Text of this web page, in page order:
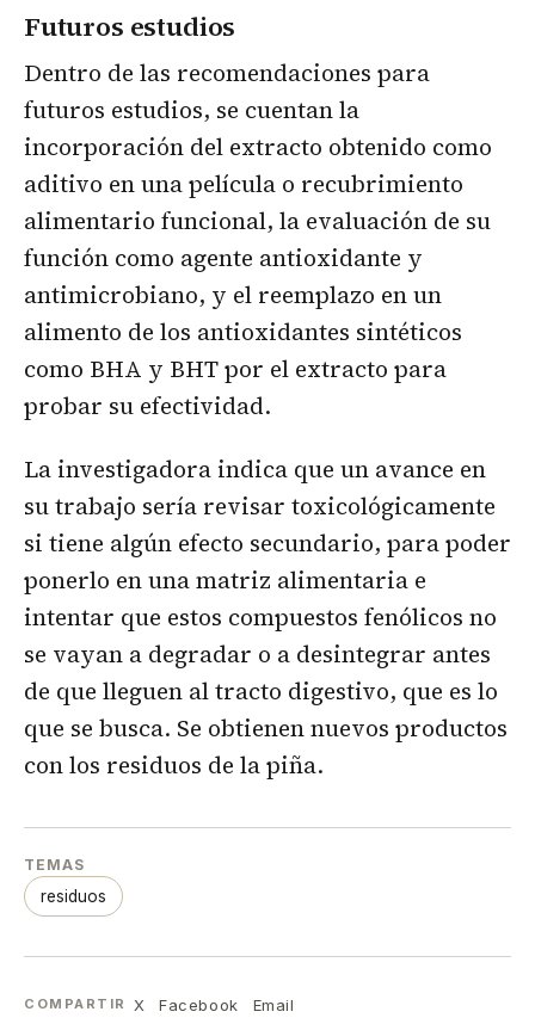
Futuros estudios
Dentro de las recomendaciones para
futuros estudios, se cuentan la
incorporación del extracto obtenido como
aditivo en una película o recubrimiento
alimentario funcional, la evaluación de su
función como agente antioxidante y
antimicrobiano, y el reemplazo en un
alimento de los antioxidantes sintéticos
como BHA y BHT por el extracto para
probar su efectividad.
La investigadora indica que un avance en
su trabajo sería revisar toxicológicamente
si tiene algún efecto secundario, para poder
ponerlo en una matriz alimentaria e
intentar que estos compuestos fenólicos no
se vayan a degradar o a desintegrar antes
de que lleguen al tracto digestivo, que es lo
que se busca. Se obtienen nuevos productos
con los residuos de la piña.
TEMAS
residuos
COMPARTIR X Facebook Email